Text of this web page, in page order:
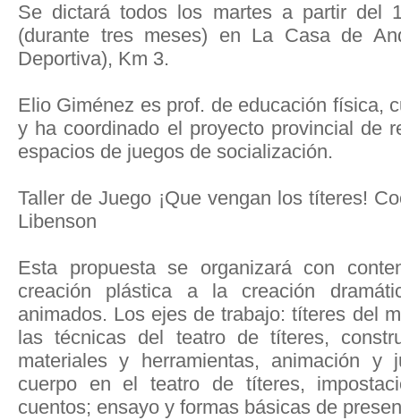
Se dictará todos los martes a partir del
(durante tres meses) en La Casa de
Deportiva), Km 3.
Elio Giménez es prof. de educación física,
y ha coordinado el proyecto provincial de
espacios de juegos de socialización.
Taller de Juego ¡Que vengan los títeres!
Libenson
Esta propuesta se organizará con
creación plástica a la creación
animados. Los ejes de trabajo: títeres del
las técnicas del teatro de títeres,
materiales y herramientas, animación y
cuerpo en el teatro de títeres,
cuentos; ensayo y formas básicas de